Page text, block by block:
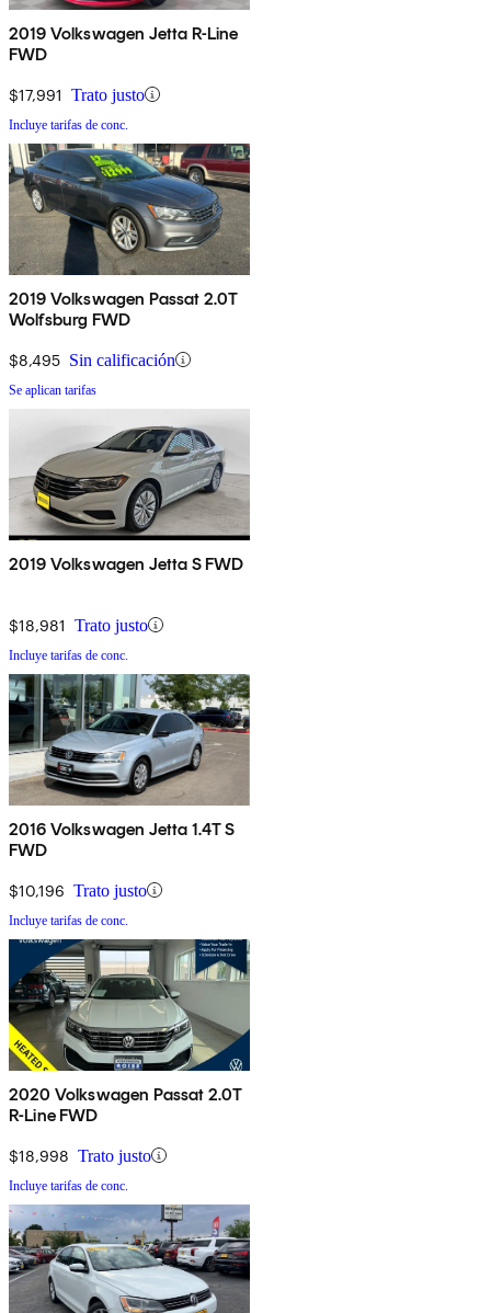
2019 Volkswagen Jetta R-Line
FWD
$17,991 Trato justo
Incluye tarifas de conc.
2019 Volkswagen Passat 2.0T
Wolfsburg FWD
$8,495 Sin calificación
Se aplican tarifas
2019 Volkswagen Jetta S FWD
$18,981 Trato justo
Incluye tarifas de conc.
2016 Volkswagen Jetta 1.4T S
FWD
$10,196 Trato justo
Incluye tarifas de conc.
2020 Volkswagen Passat 2.0T
R-Line FWD
$18,998 Trato justo
Incluye tarifas de conc.